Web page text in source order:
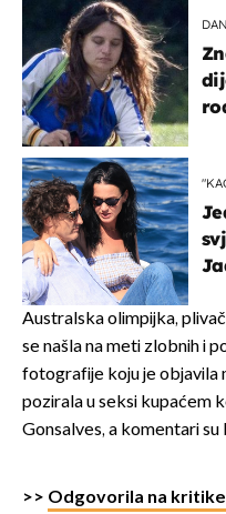
Australska olimpijka,
se našla na meti zlobnih i
fotografije koju je objavila
pozirala u seksi kupaćem
Gonsalves, a komentari
>> Odgovorila na